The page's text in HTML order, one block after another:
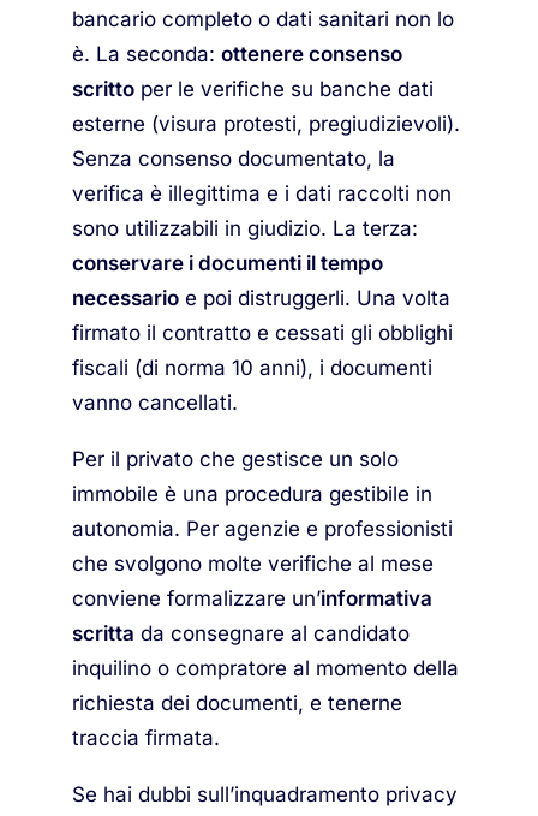
bancario completo o dati sanitari non lo
è. La seconda: ottenere consenso
scritto per le verifiche su banche dati
esterne (visura protesti, pregiudizievoli).
Senza consenso documentato, la
verifica è illegittima e i dati raccolti non
sono utilizzabili in giudizio. La terza:
conservare i documenti il tempo
necessario e poi distruggerli. Una volta
firmato il contratto e cessati gli obblighi
fiscali (di norma 10 anni), i documenti
vanno cancellati.
Per il privato che gestisce un solo
immobile è una procedura gestibile in
autonomia. Per agenzie e professionisti
che svolgono molte verifiche al mese
conviene formalizzare un’informativa
scritta da consegnare al candidato
inquilino o compratore al momento della
richiesta dei documenti, e tenerne
traccia firmata.
Se hai dubbi sull’inquadramento privacy